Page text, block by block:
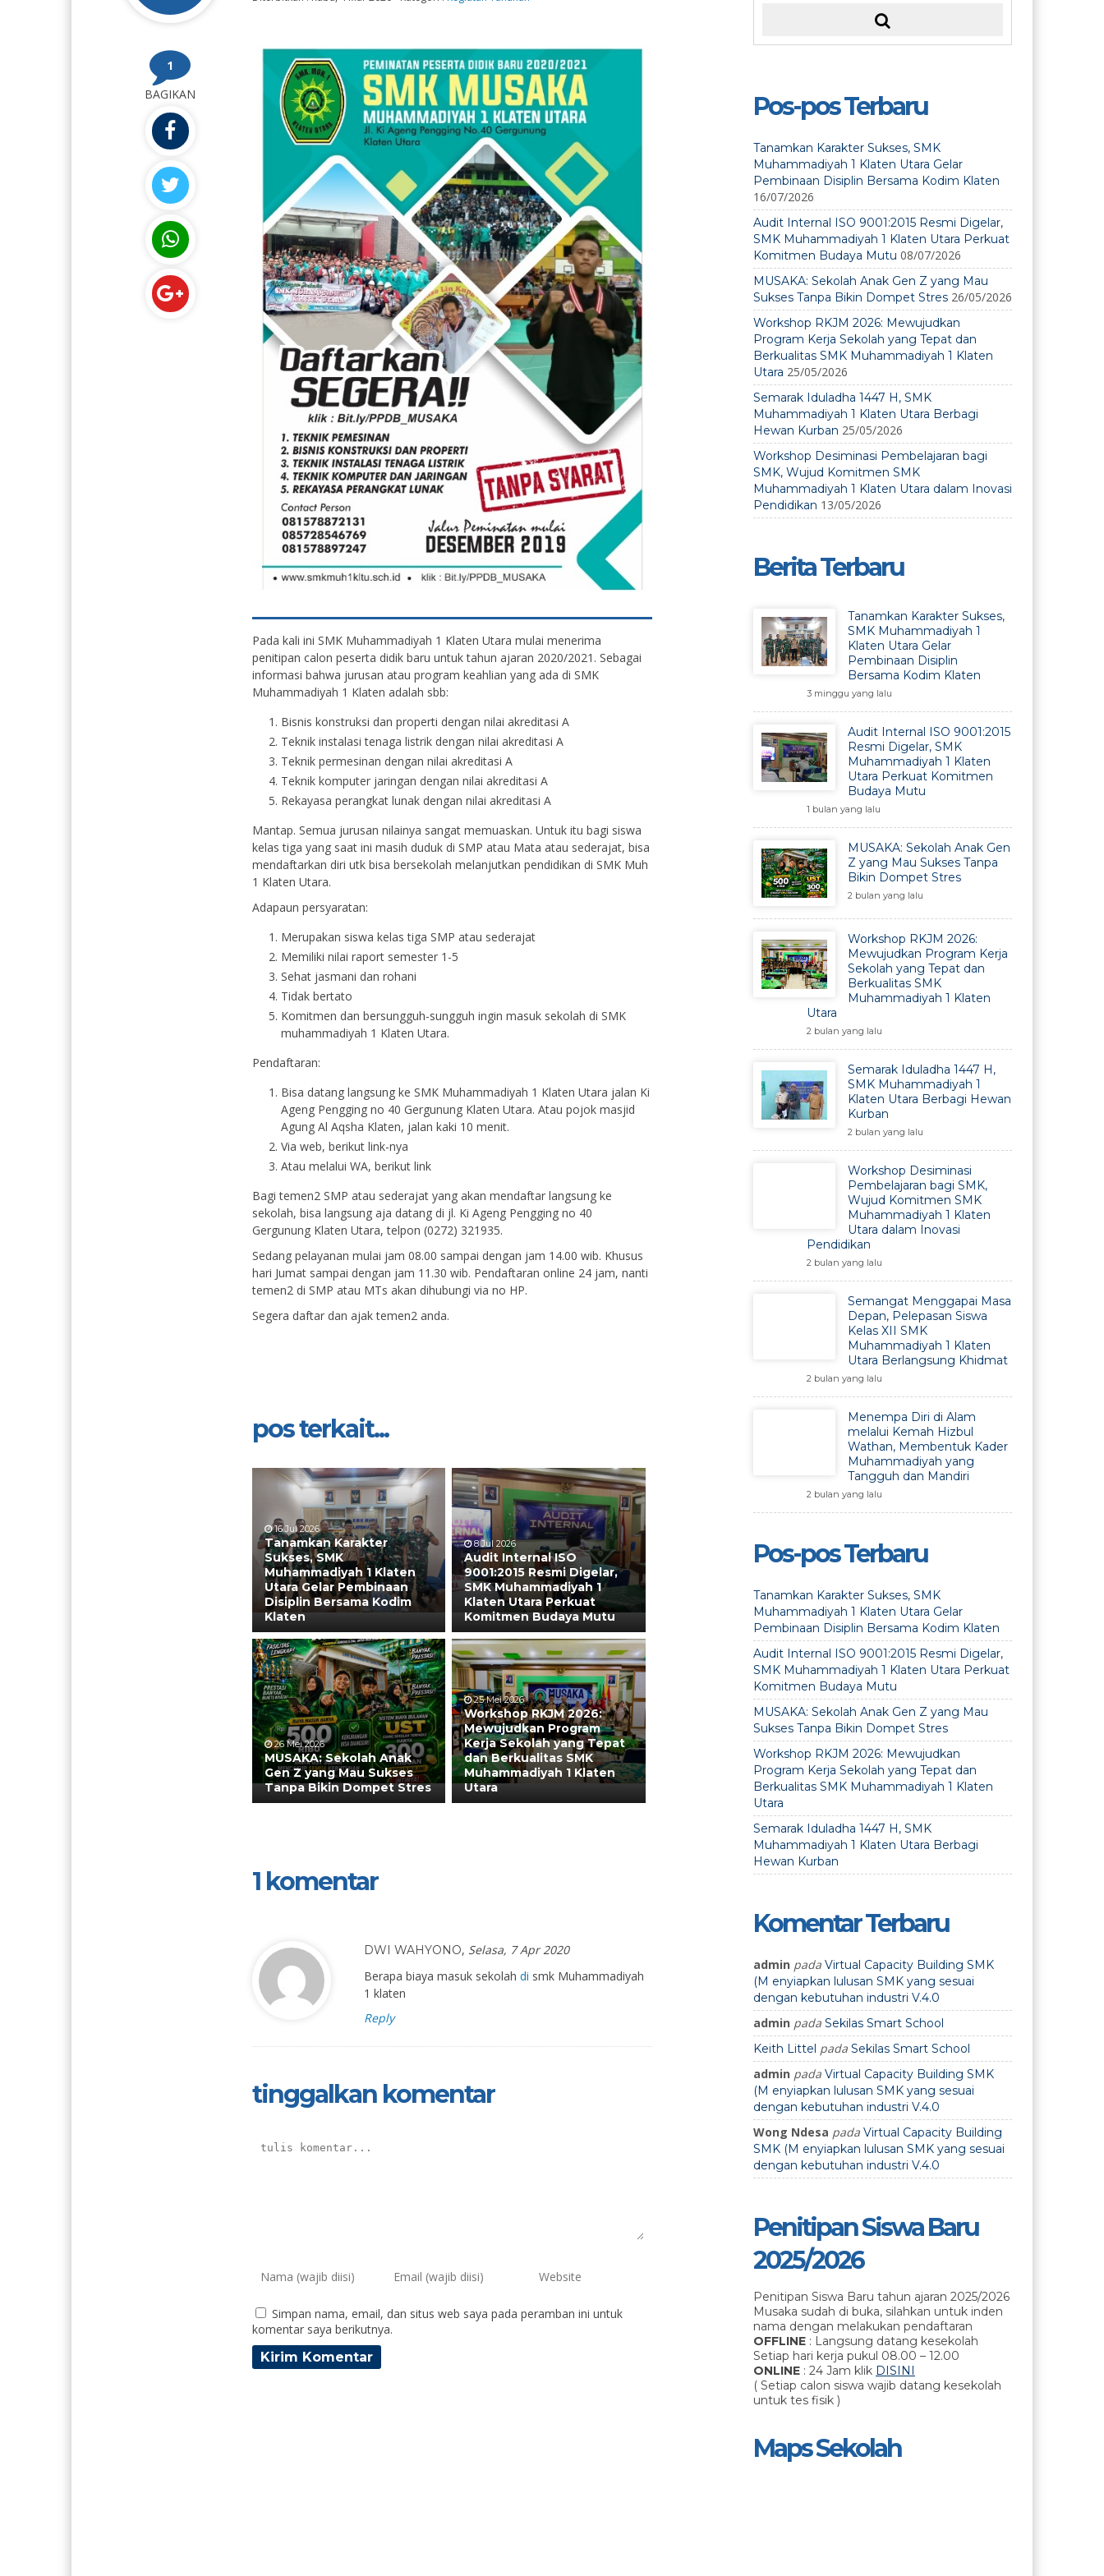
1
BAGIKAN
Pada kali ini SMK Muhammadiyah 1 Klaten Utara mulai menerima
penitipan calon peserta didik baru untuk tahun ajaran 2020/2021. Sebagai
informasi bahwa jurusan atau program keahlian yang ada di SMK
Muhammadiyah 1 Klaten adalah sbb:
Bisnis konstruksi dan properti dengan nilai akreditasi A
Teknik instalasi tenaga listrik dengan nilai akreditasi A
Teknik permesinan dengan nilai akreditasi A
Teknik komputer jaringan dengan nilai akreditasi A
Rekayasa perangkat lunak dengan nilai akreditasi A
Mantap. Semua jurusan nilainya sangat memuaskan. Untuk itu bagi siswa
kelas tiga yang saat ini masih duduk di SMP atau Mata atau sederajat, bisa
mendaftarkan diri utk bisa bersekolah melanjutkan pendidikan di SMK Muh
1 Klaten Utara.
Adapaun persyaratan:
Merupakan siswa kelas tiga SMP atau sederajat
Memiliki nilai raport semester 1-5
Sehat jasmani dan rohani
Tidak bertato
Komitmen dan bersungguh-sungguh ingin masuk sekolah di SMK
muhammadiyah 1 Klaten Utara.
Pendaftaran:
Bisa datang langsung ke SMK Muhammadiyah 1 Klaten Utara jalan Ki
Ageng Pengging no 40 Gergunung Klaten Utara. Atau pojok masjid
Agung Al Aqsha Klaten, jalan kaki 10 menit.
Via web, berikut link-nya
Atau melalui WA, berikut link
Bagi temen2 SMP atau sederajat yang akan mendaftar langsung ke
sekolah, bisa langsung aja datang di jl. Ki Ageng Pengging no 40
Gergunung Klaten Utara, telpon (0272) 321935.
Sedang pelayanan mulai jam 08.00 sampai dengan jam 14.00 wib. Khusus
hari Jumat sampai dengan jam 11.30 wib. Pendaftaran online 24 jam, nanti
temen2 di SMP atau MTs akan dihubungi via no HP.
Segera daftar dan ajak temen2 anda.
pos terkait...
16 Jul 2026
Tanamkan Karakter
Sukses, SMK
Muhammadiyah 1 Klaten
Utara Gelar Pembinaan
Disiplin Bersama Kodim
Klaten
8 Jul 2026
Audit Internal ISO
9001:2015 Resmi Digelar,
SMK Muhammadiyah 1
Klaten Utara Perkuat
Komitmen Budaya Mutu
26 Mei 2026
MUSAKA: Sekolah Anak
Gen Z yang Mau Sukses
Tanpa Bikin Dompet Stres
25 Mei 2026
Workshop RKJM 2026:
Mewujudkan Program
Kerja Sekolah yang Tepat
dan Berkualitas SMK
Muhammadiyah 1 Klaten
Utara
1 komentar
DWI WAHYONO, Selasa, 7 Apr 2020
Berapa biaya masuk sekolah di smk Muhammadiyah
1 klaten
Reply
tinggalkan komentar
Simpan nama, email, dan situs web saya pada peramban ini untuk
komentar saya berikutnya.
Pos-pos Terbaru
Tanamkan Karakter Sukses, SMK
Muhammadiyah 1 Klaten Utara Gelar
Pembinaan Disiplin Bersama Kodim Klaten
16/07/2026
Audit Internal ISO 9001:2015 Resmi Digelar,
SMK Muhammadiyah 1 Klaten Utara Perkuat
Komitmen Budaya Mutu 08/07/2026
MUSAKA: Sekolah Anak Gen Z yang Mau
Sukses Tanpa Bikin Dompet Stres 26/05/2026
Workshop RKJM 2026: Mewujudkan
Program Kerja Sekolah yang Tepat dan
Berkualitas SMK Muhammadiyah 1 Klaten
Utara 25/05/2026
Semarak Iduladha 1447 H, SMK
Muhammadiyah 1 Klaten Utara Berbagi
Hewan Kurban 25/05/2026
Workshop Desiminasi Pembelajaran bagi
SMK, Wujud Komitmen SMK
Muhammadiyah 1 Klaten Utara dalam Inovasi
Pendidikan 13/05/2026
Berita Terbaru
Tanamkan Karakter Sukses,
SMK Muhammadiyah 1
Klaten Utara Gelar
Pembinaan Disiplin
Bersama Kodim Klaten
3 minggu yang lalu
Audit Internal ISO 9001:2015
Resmi Digelar, SMK
Muhammadiyah 1 Klaten
Utara Perkuat Komitmen
Budaya Mutu
1 bulan yang lalu
MUSAKA: Sekolah Anak Gen
Z yang Mau Sukses Tanpa
Bikin Dompet Stres
2 bulan yang lalu
Workshop RKJM 2026:
Mewujudkan Program Kerja
Sekolah yang Tepat dan
Berkualitas SMK
Muhammadiyah 1 Klaten
Utara
2 bulan yang lalu
Semarak Iduladha 1447 H,
SMK Muhammadiyah 1
Klaten Utara Berbagi Hewan
Kurban
2 bulan yang lalu
Workshop Desiminasi
Pembelajaran bagi SMK,
Wujud Komitmen SMK
Muhammadiyah 1 Klaten
Utara dalam Inovasi
Pendidikan
2 bulan yang lalu
Semangat Menggapai Masa
Depan, Pelepasan Siswa
Kelas XII SMK
Muhammadiyah 1 Klaten
Utara Berlangsung Khidmat
2 bulan yang lalu
Menempa Diri di Alam
melalui Kemah Hizbul
Wathan, Membentuk Kader
Muhammadiyah yang
Tangguh dan Mandiri
2 bulan yang lalu
Pos-pos Terbaru
Tanamkan Karakter Sukses, SMK
Muhammadiyah 1 Klaten Utara Gelar
Pembinaan Disiplin Bersama Kodim Klaten
Audit Internal ISO 9001:2015 Resmi Digelar,
SMK Muhammadiyah 1 Klaten Utara Perkuat
Komitmen Budaya Mutu
MUSAKA: Sekolah Anak Gen Z yang Mau
Sukses Tanpa Bikin Dompet Stres
Workshop RKJM 2026: Mewujudkan
Program Kerja Sekolah yang Tepat dan
Berkualitas SMK Muhammadiyah 1 Klaten
Utara
Semarak Iduladha 1447 H, SMK
Muhammadiyah 1 Klaten Utara Berbagi
Hewan Kurban
Komentar Terbaru
admin pada Virtual Capacity Building SMK
(M enyiapkan lulusan SMK yang sesuai
dengan kebutuhan industri V.4.0
admin pada Sekilas Smart School
Keith Littel pada Sekilas Smart School
admin pada Virtual Capacity Building SMK
(M enyiapkan lulusan SMK yang sesuai
dengan kebutuhan industri V.4.0
Wong Ndesa pada Virtual Capacity Building
SMK (M enyiapkan lulusan SMK yang sesuai
dengan kebutuhan industri V.4.0
Penitipan Siswa Baru
2025/2026
Penitipan Siswa Baru tahun ajaran 2025/2026
Musaka sudah di buka, silahkan untuk inden
nama dengan melakukan pendaftaran
OFFLINE : Langsung datang kesekolah
Setiap hari kerja pukul 08.00 – 12.00
ONLINE : 24 Jam klik DISINI
( Setiap calon siswa wajib datang kesekolah
untuk tes fisik )
Maps Sekolah